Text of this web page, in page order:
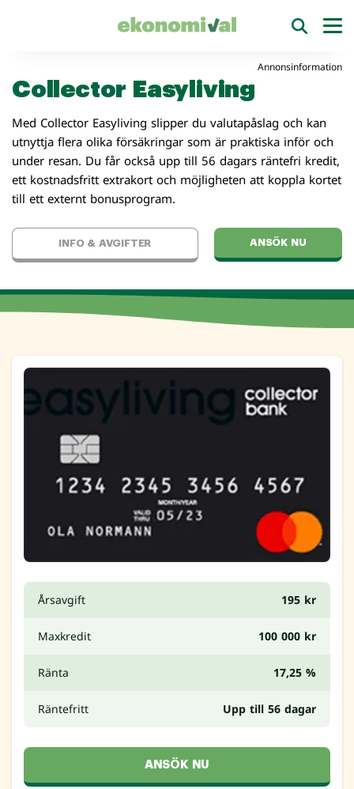
Annonsinformation
Collector Easyliving
Med Collector Easyliving slipper du valutapåslag och kan
utnyttja flera olika försäkringar som är praktiska inför och
under resan. Du får också upp till 56 dagars räntefri kredit,
ett kostnadsfritt extrakort och möjligheten att koppla kortet
till ett externt bonusprogram.
INFO & AVGIFTER ANSÖK NU
Årsavgift 195 kr
Maxkredit 100 000 kr
Ränta 17,25 %
Räntefritt Upp till 56 dagar
ANSÖK NU